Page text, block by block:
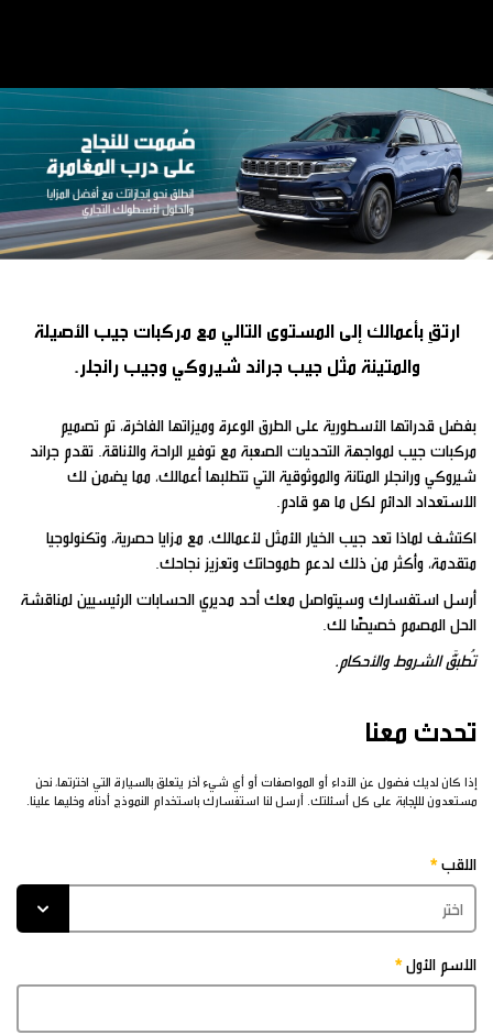
ارتقِ بأعمالك إلى المستوى التالي مع مركبات جيب الأصيلة
والمتينة مثل جيب جراند شيروكي وجيب رانجلر.
بفضل قدراتها الأسطورية على الطرق الوعرة وميزاتها الفاخرة، تم تصميم
مركبات جيب لمواجهة التحديات الصعبة مع توفير الراحة والأناقة. تقدم جراند
شيروكي ورانجلر المتانة والموثوقية التي تتطلبها أعمالك، مما يضمن لك
الاستعداد الدائم لكل ما هو قادم.
اكتشف لماذا تعد جيب الخيار الأمثل لأعمالك، مع مزايا حصرية، وتكنولوجيا
متقدمة، وأكثر من ذلك لدعم طموحاتك وتعزيز نجاحك.
أرسل استفسارك وسيتواصل معك أحد مديري الحسابات الرئيسيين لمناقشة
الحل المصمم خصيصًا لك.
تُطبَّق الشروط والأحكام.
تحدث معنا
إذا كان لديك فضول عن الآداء أو المواصفات أو أي شيء آخر يتعلق بالسيارة التي اخترتها، نحن
مستعدون للإجابة على كل أسئلتك. أرسل لنا استفسارك باستخدام النموذج أدناه وخليها علينا.
اللقب
الاسم الأول